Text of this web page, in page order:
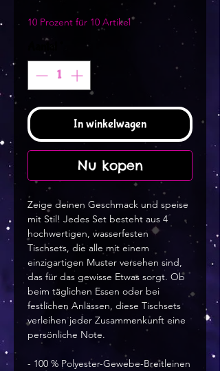
10 Prozent für 10 Artikel
Aantal
In winkelwagen
Nu kopen
Zeige deinen Geschmack und speise
mit Stil! Jedes Set besteht aus 4
hochwertigen, wasserfesten
Tischsets, die alle mit einem
einzigartigen Muster versehen sind,
das für das gewisse Etwas sorgt. Ob
beim täglichen Essen oder bei
festlichen Anlässen, diese Tischsets
verleihen jeder Zusammenkunft eine
persönliche Note.
- 100 % Polyester-Gewebe-Breitleinen